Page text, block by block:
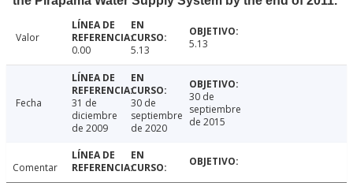
Valor
0.00
5.13 5.13
Fecha
31 de
diciembre
de 2009
30 de
septiembre
de 2020
30 de
septiembre
de 2015
Comentar